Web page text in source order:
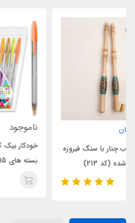
خودکار بیک کریستال لارج 1.6mm -
بسته های 15 رنگ (کد 071)